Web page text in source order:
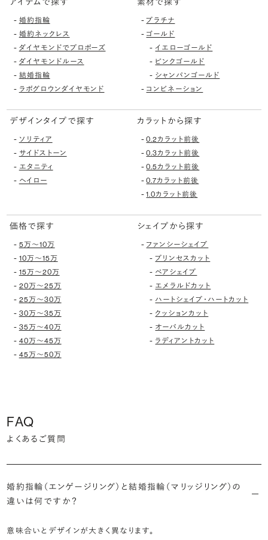
アイテムで探す
- 婚約指輪
- 婚約ネックレス
- ダイヤモンドでプロポーズ
- ダイヤモンドルース
- 結婚指輪
- ラボグロウンダイヤモンド
素材で探す
-プラチナ
- ゴールド
-イエローゴールド
- ピンクゴールド
- シャンパンゴールド
- コンビネーション
デザインタイプで探す
- ソリティア
- サイドストーン
- エタニティ
- ヘイロー
カラットから探す
-0.2カラット前後
-0.3カラット前後
-0.5カラット前後
-0.7カラット前後
-1.0カラット前後
価格で探す
- 5万〜10万
- 10万〜15万
- 15万〜20万
- 20万〜25万
- 25万〜30万
- 30万〜35万
- 35万〜40万
- 40万〜45万
- 45万〜50万
シェイプから探す
- ファンシーシェイプ
-プリンセスカット
- ペアシェイプ
- エメラルドカット
- ハートシェイプ・ハートカット
- クッションカット
- オーバルカット
- ラディアントカット
FAQ
よくあるご質問
婚約指輪（エンゲージリング）と結婚指輪（マリッジリング）の
違いは何ですか？
意味合いとデザインが大きく異なります。